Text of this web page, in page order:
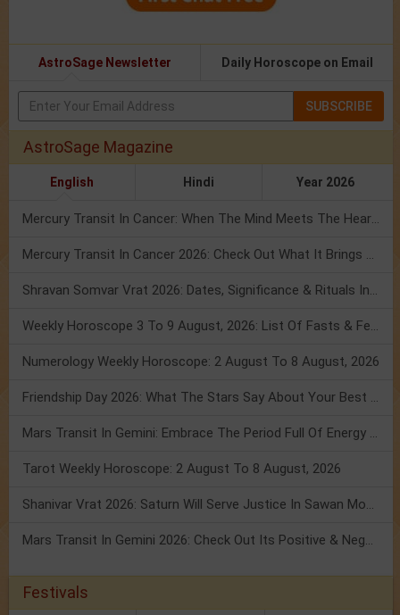
AstroSage Newsletter Daily Horoscope on Email
SUBSCRIBE
AstroSage Magazine
English Hindi Year 2026
Mercury Transit In Cancer: When The Mind Meets The Heart!
Mercury Transit In Cancer 2026: Check Out What It Brings For You
Shravan Somvar Vrat 2026: Dates, Significance & Rituals In August
Weekly Horoscope 3 To 9 August, 2026: List Of Fasts & Festivals
Numerology Weekly Horoscope: 2 August To 8 August, 2026
Friendship Day 2026: What The Stars Say About Your Best Friend!
Mars Transit In Gemini: Embrace The Period Full Of Energy & Intelligence
Tarot Weekly Horoscope: 2 August To 8 August, 2026
Shanivar Vrat 2026: Saturn Will Serve Justice In Sawan Month!
Mars Transit In Gemini 2026: Check Out Its Positive & Negative Impact
Festivals